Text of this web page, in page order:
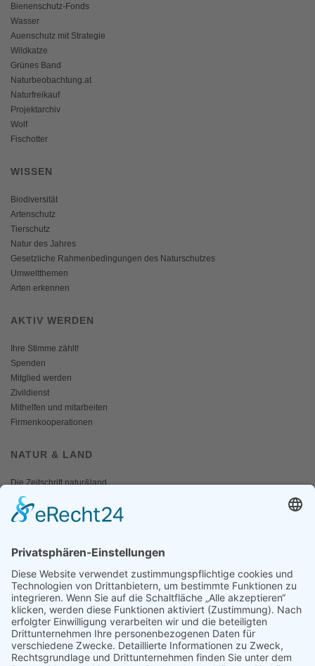
Bienenschutz-Fonds
Wasser
Auenschutz mit Strategie
Wildkatze
Grünes Band
Naturbeobachtung.at
Naturfreikauf
Projektarchiv
Wolf
Fischotter
WISSEN
Biodiversität
Artenschutz
Tierschutz
Natur des Jahres
Gesetzliche Rahmenbedingungen des Naturschutzes
Umweltthemen
Arten erkennen
AKTIV WERDEN
Ihre Stimme zählt!
Spenden
Mitglied werden
Zivildienst
Mithelfen und mitarbeiten
Firmenkooperationen
NATUR & LAND
Die Zeitschrift natur&land
Archiv
Mediadaten
Fotos und Logos
Presseaussendungen
Presse
Presseinformationen abonnieren
ÜBER UNS